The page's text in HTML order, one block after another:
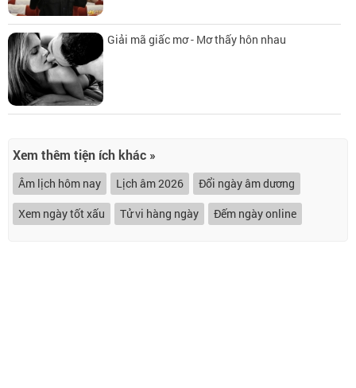
Giải mã giấc mơ - Mơ thấy hôn nhau
Xem thêm tiện ích khác »
Âm lịch hôm nay Lịch âm 2026
Đổi ngày âm dương
Xem ngày tốt xấu
Tử vi hàng ngày Đếm ngày online